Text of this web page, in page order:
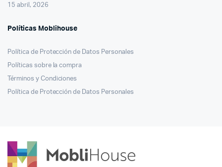
15 abril, 2026
Políticas Moblihouse
Política de Protección de Datos Personales
Políticas sobre la compra
Términos y Condiciones
Política de Protección de Datos Personales